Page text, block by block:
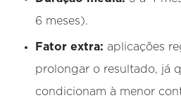
6 meses).
Fator extra: aplicações
prolongar o resultado, já
condicionam à menor